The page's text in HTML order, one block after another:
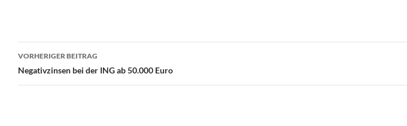
Beitrags-
Navigation
VORHERIGER BEITRAG
Negativzinsen bei der ING ab 50.000 Euro